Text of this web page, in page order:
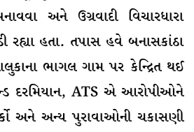
અને ઉગ્રવાદી વિચારધારા
રહ્યા હતા. તપાસ હવે બનાસકાંઠા
ભાગલ ગામ પર કેન્દ્રિત થઈ
દરમિયાન, ATS એ આરોપીઓને
અને અન્ય પુરાવાઓની ચકાસણી